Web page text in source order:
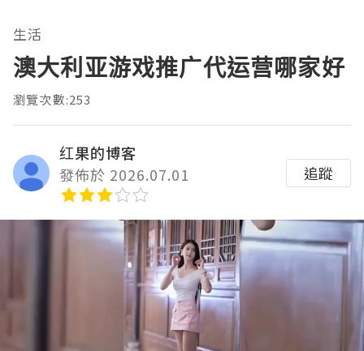
生活
澳大利亚游戏推广代运营哪家好
瀏覽次數:253
红果的博客
發佈於 2026.07.01
追蹤